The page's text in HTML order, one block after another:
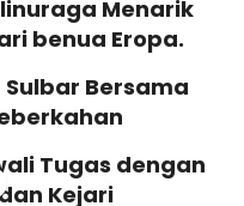
Menarik
benua Eropa.
Bersama
Tugas dengan
Kejari